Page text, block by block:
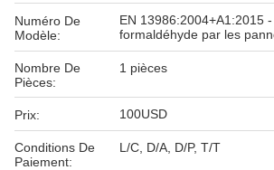
Numéro De
Modèle:
EN 13986:2004+A1:2015
formaldéhyde par les
Nombre De
Pièces:
1 pièces
Prix: 100USD
Conditions De
Paiement:
L/C, D/A, D/P, T/T